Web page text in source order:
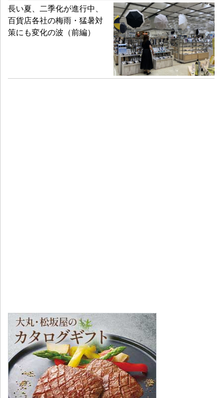
長い夏、二季化が進行中、
百貨店各社の梅雨・猛暑対
策にも変化の波（前編）